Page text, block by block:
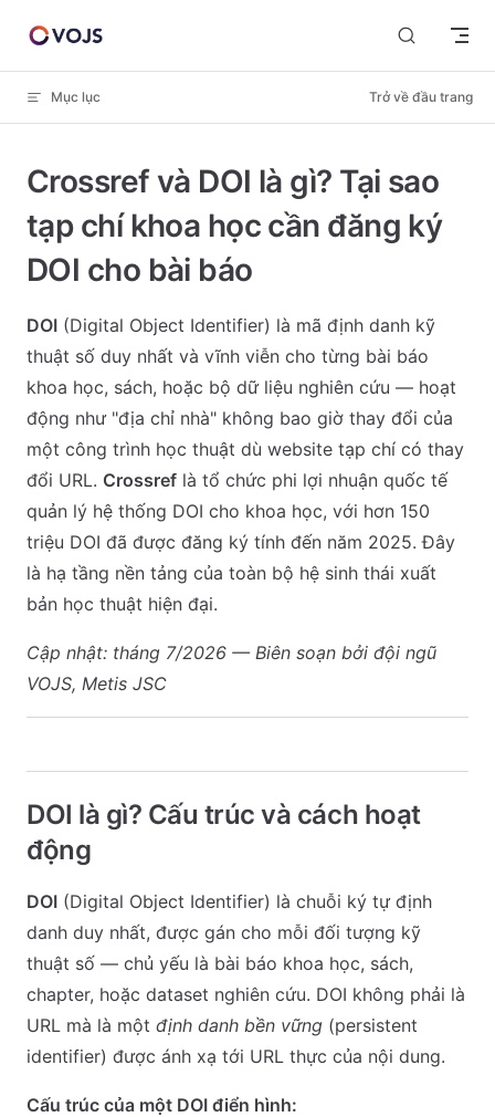
Skip to content
Mục lục Trở về đầu trang
Crossref và DOI là gì? Tại sao
tạp chí khoa học cần đăng ký
DOI cho bài báo
DOI (Digital Object Identifier) là mã định danh kỹ
thuật số duy nhất và vĩnh viễn cho từng bài báo
khoa học, sách, hoặc bộ dữ liệu nghiên cứu — hoạt
động như "địa chỉ nhà" không bao giờ thay đổi của
một công trình học thuật dù website tạp chí có thay
đổi URL. Crossref là tổ chức phi lợi nhuận quốc tế
quản lý hệ thống DOI cho khoa học, với hơn 150
triệu DOI đã được đăng ký tính đến năm 2025. Đây
là hạ tầng nền tảng của toàn bộ hệ sinh thái xuất
bản học thuật hiện đại.
Cập nhật: tháng 7/2026 — Biên soạn bởi đội ngũ
VOJS, Metis JSC
DOI là gì? Cấu trúc và cách hoạt
động
DOI (Digital Object Identifier) là chuỗi ký tự định
danh duy nhất, được gán cho mỗi đối tượng kỹ
thuật số — chủ yếu là bài báo khoa học, sách,
chapter, hoặc dataset nghiên cứu. DOI không phải là
URL mà là một định danh bền vững (persistent
identifier) được ánh xạ tới URL thực của nội dung.
Cấu trúc của một DOI điển hình: